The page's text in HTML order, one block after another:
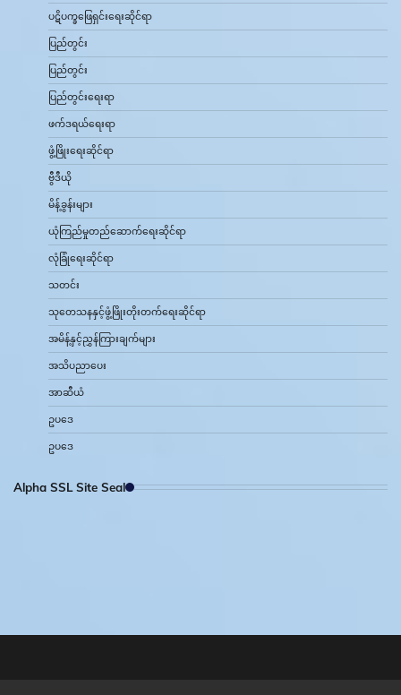
ပဋိပက္ခဖြေရှင်းရေးဆိုင်ရာ
ပြည်တွင်း
ပြည်တွင်း
ပြည်တွင်းရေးရာ
ဖက်ဒရယ်ရေးရာ
ဖွံ့ဖြိုးရေးဆိုင်ရာ
ဗွီဒီယို
မိန့်ခွန်းများ
ယုံကြည်မှုတည်ဆောက်ရေးဆိုင်ရာ
လုံခြုံရေးဆိုင်ရာ
သတင်း
သုတေသနနှင့်ဖွံ့ဖြိုးတိုးတက်ရေးဆိုင်ရာ
အမိန့်နှင့်ညွှန်ကြားချက်များ
အသိပညာပေး
အာဆီယံ
ဥပဒေ
ဥပဒေ
Alpha SSL Site Seal